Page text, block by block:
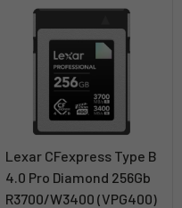
Lexar CFexpress Type B
4.0 Pro Diamond 256Gb
R3700/W3400 (VPG400)